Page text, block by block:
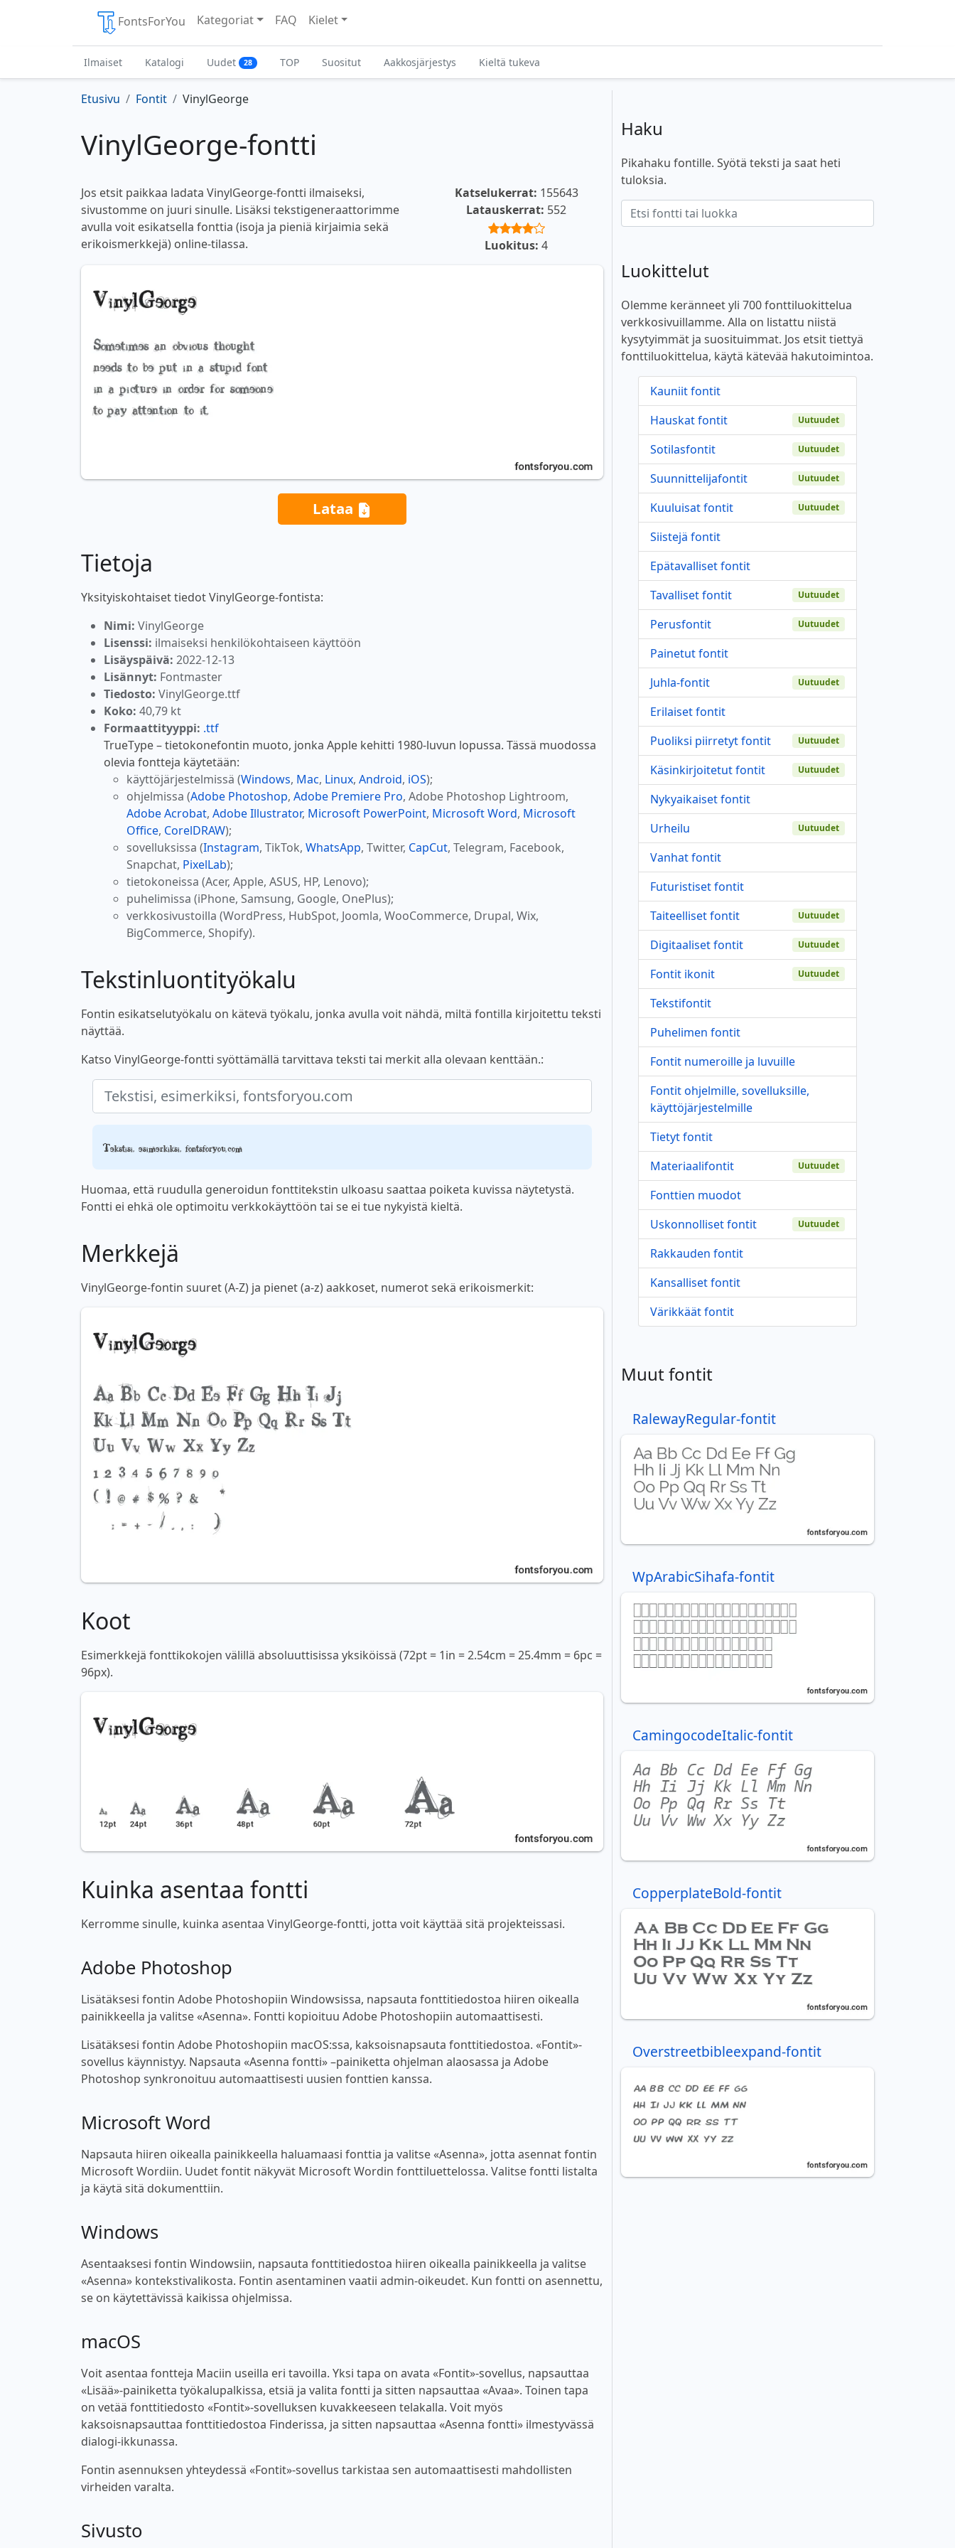
FontsForYou Kategoriat FAQ Kielet
Ilmaiset Katalogi Uudet 28 TOP Suositut Aakkosjärjestys Kieltä tukeva
Etusivu Fontit VinylGeorge
VinylGeorge-fontti
Jos etsit paikkaa ladata VinylGeorge-fontti ilmaiseksi,
sivustomme on juuri sinulle. Lisäksi tekstigeneraattorimme
avulla voit esikatsella fonttia (isoja ja pieniä kirjaimia sekä
erikoismerkkejä) online-tilassa.
Katselukerrat: 155643
Latauskerrat: 552
Luokitus: 4
Lataa
Tietoja
Yksityiskohtaiset tiedot VinylGeorge-fontista:
Nimi: VinylGeorge
Lisenssi: ilmaiseksi henkilökohtaiseen käyttöön
Lisäyspäivä: 2022-12-13
Lisännyt: Fontmaster
Tiedosto: VinylGeorge.ttf
Koko: 40,79 kt
Formaattityyppi: .ttf
TrueType – tietokonefontin muoto, jonka Apple kehitti 1980-luvun lopussa. Tässä muodossa
olevia fontteja käytetään:
käyttöjärjestelmissä (Windows, Mac, Linux, Android, iOS);
ohjelmissa (Adobe Photoshop, Adobe Premiere Pro, Adobe Photoshop Lightroom,
Adobe Acrobat, Adobe Illustrator, Microsoft PowerPoint, Microsoft Word, Microsoft
Office, CorelDRAW);
sovelluksissa (Instagram, TikTok, WhatsApp, Twitter, CapCut, Telegram, Facebook,
Snapchat, PixelLab);
tietokoneissa (Acer, Apple, ASUS, HP, Lenovo);
puhelimissa (iPhone, Samsung, Google, OnePlus);
verkkosivustoilla (WordPress, HubSpot, Joomla, WooCommerce, Drupal, Wix,
BigCommerce, Shopify).
Tekstinluontityökalu
Fontin esikatselutyökalu on kätevä työkalu, jonka avulla voit nähdä, miltä fontilla kirjoitettu teksti
näyttää.
Katso VinylGeorge-fontti syöttämällä tarvittava teksti tai merkit alla olevaan kenttään.:
Tekstisi, esimerkiksi, fontsforyou.com
Huomaa, että ruudulla generoidun fonttitekstin ulkoasu saattaa poiketa kuvissa näytetystä.
Fontti ei ehkä ole optimoitu verkkokäyttöön tai se ei tue nykyistä kieltä.
Merkkejä
VinylGeorge-fontin suuret (A-Z) ja pienet (a-z) aakkoset, numerot sekä erikoismerkit:
Koot
Esimerkkejä fonttikokojen välillä absoluuttisissa yksiköissä (72pt = 1in = 2.54cm = 25.4mm = 6pc =
96px).
Kuinka asentaa fontti
Kerromme sinulle, kuinka asentaa VinylGeorge-fontti, jotta voit käyttää sitä projekteissasi.
Adobe Photoshop
Lisätäksesi fontin Adobe Photoshopiin Windowsissa, napsauta fonttitiedostoa hiiren oikealla
painikkeella ja valitse «Asenna». Fontti kopioituu Adobe Photoshopiin automaattisesti.
Lisätäksesi fontin Adobe Photoshopiin macOS:ssa, kaksoisnapsauta fonttitiedostoa. «Fontit»-
sovellus käynnistyy. Napsauta «Asenna fontti» –painiketta ohjelman alaosassa ja Adobe
Photoshop synkronoituu automaattisesti uusien fonttien kanssa.
Microsoft Word
Napsauta hiiren oikealla painikkeella haluamaasi fonttia ja valitse «Asenna», jotta asennat fontin
Microsoft Wordiin. Uudet fontit näkyvät Microsoft Wordin fonttiluettelossa. Valitse fontti listalta
ja käytä sitä dokumenttiin.
Windows
Asentaaksesi fontin Windowsiin, napsauta fonttitiedostoa hiiren oikealla painikkeella ja valitse
«Asenna» kontekstivalikosta. Fontin asentaminen vaatii admin-oikeudet. Kun fontti on asennettu,
se on käytettävissä kaikissa ohjelmissa.
macOS
Voit asentaa fontteja Maciin useilla eri tavoilla. Yksi tapa on avata «Fontit»-sovellus, napsauttaa
«Lisää»-painiketta työkalupalkissa, etsiä ja valita fontti ja sitten napsauttaa «Avaa». Toinen tapa
on vetää fonttitiedosto «Fontit»-sovelluksen kuvakkeeseen telakalla. Voit myös
kaksoisnapsauttaa fonttitiedostoa Finderissa, ja sitten napsauttaa «Asenna fontti» ilmestyvässä
dialogi-ikkunassa.
Fontin asennuksen yhteydessä «Fontit»-sovellus tarkistaa sen automaattisesti mahdollisten
virheiden varalta.
Sivusto
Haku
Pikahaku fontille. Syötä teksti ja saat heti
tuloksia.
Luokittelut
Olemme keränneet yli 700 fonttiluokittelua
verkkosivuillamme. Alla on listattu niistä
kysytyimmät ja suosituimmat. Jos etsit tiettyä
fonttiluokittelua, käytä kätevää hakutoimintoa.
Kauniit fontit
Hauskat fontit
Uutuudet
Sotilasfontit Uutuudet
Suunnittelijafontit Uutuudet
Kuuluisat fontit Uutuudet
Siistejä fontit
Epätavalliset fontit
Tavalliset fontit
Uutuudet
Perusfontit Uutuudet
Painetut fontit
Juhla-fontit
Uutuudet
Erilaiset fontit
Puoliksi piirretyt fontit
Uutuudet
Käsinkirjoitetut fontit Uutuudet
Nykyaikaiset fontit
Urheilu
Uutuudet
Vanhat fontit
Futuristiset fontit
Taiteelliset fontit
Uutuudet
Digitaaliset fontit Uutuudet
Fontit ikonit Uutuudet
Tekstifontit
Puhelimen fontit
Fontit numeroille ja luvuille
Fontit ohjelmille, sovelluksille,
käyttöjärjestelmille
Tietyt fontit
Materiaalifontit
Uutuudet
Fonttien muodot
Uskonnolliset fontit
Uutuudet
Rakkauden fontit
Kansalliset fontit
Värikkäät fontit
Muut fontit
RalewayRegular-fontit
WpArabicSihafa-fontit
CamingocodeItalic-fontit
CopperplateBold-fontit
Overstreetbibleexpand-fontit